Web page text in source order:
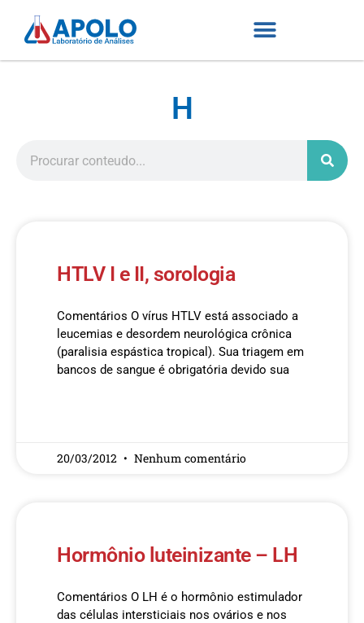
H
HTLV I e II, sorologia
Comentários O vírus HTLV está associado a
leucemias e desordem neurológica crônica
(paralisia espástica tropical). Sua triagem em
bancos de sangue é obrigatória devido sua
20/03/2012 Nenhum comentário
Hormônio luteinizante – LH
Comentários O LH é o hormônio estimulador
das células intersticiais nos ovários e nos